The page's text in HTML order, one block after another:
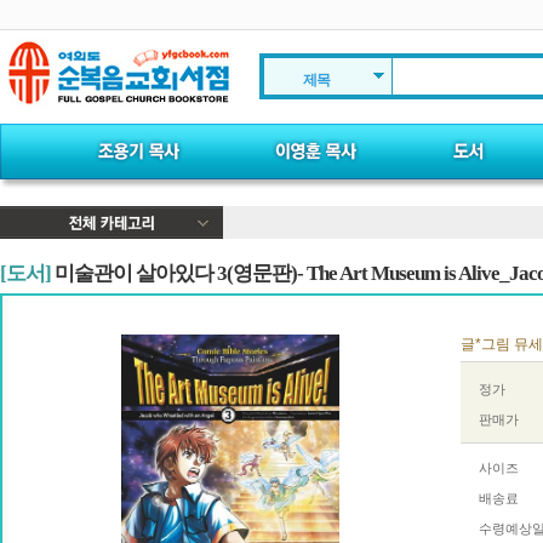
제목
[도서] 미술관이 살아있다 3(영문판)- The Art Museum is
글*그림 뮤
정가
판매가
사이즈
배송료
수령예상